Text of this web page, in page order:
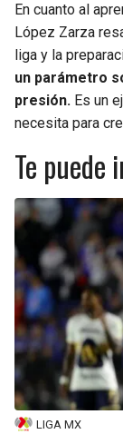
En cuanto al
López Zarza
liga y la
un parámetro
presión. Es un
necesita para
Te puede
LIGA MX